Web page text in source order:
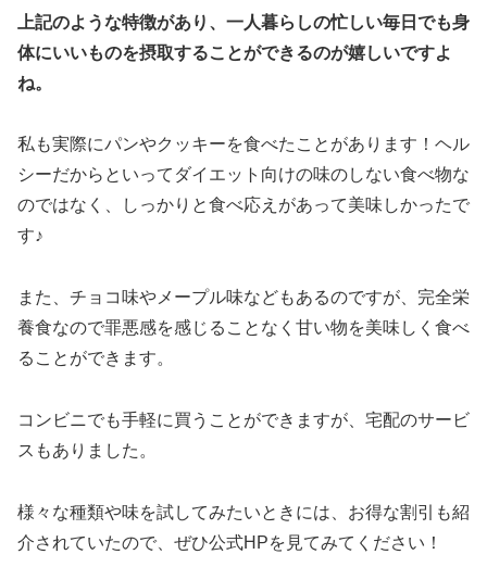
上記のような特徴があり、一人暮らしの忙しい毎日でも身
体にいいものを摂取することができるのが嬉しいですよ
ね。
私も実際にパンやクッキーを食べたことがあります！ヘル
シーだからといってダイエット向けの味のしない食べ物な
のではなく、しっかりと食べ応えがあって美味しかったで
す♪
また、チョコ味やメープル味などもあるのですが、完全栄
養食なので罪悪感を感じることなく甘い物を美味しく食べ
ることができます。
コンビニでも手軽に買うことができますが、宅配のサービ
スもありました。
様々な種類や味を試してみたいときには、お得な割引も紹
介されていたので、ぜひ公式HPを見てみてください！